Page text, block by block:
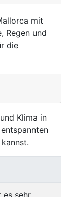
mit
Regen und
die
Klima in
es sehr